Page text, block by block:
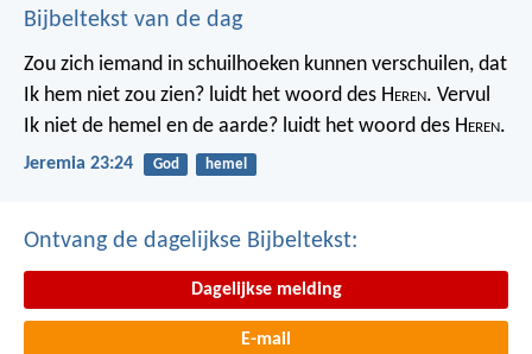
Bijbeltekst van de dag
Zou zich iemand in schuilhoeken kunnen verschuilen, dat
Ik hem niet zou zien? luidt het woord des Heren. Vervul
Ik niet de hemel en de aarde? luidt het woord des Heren.
Jeremia 23:24 God hemel
Ontvang de dagelijkse Bijbeltekst:
Dagelijkse melding
E-mail